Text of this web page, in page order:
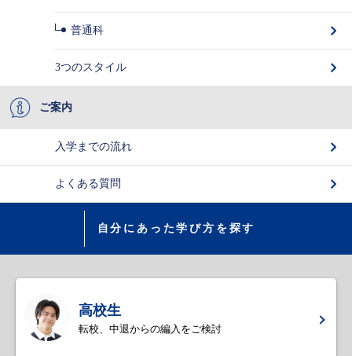
普通科
3つのスタイル
ご案内
入学までの流れ
よくある質問
自分にあった学び方を探す
高校生
転校、中退からの編入をご検討